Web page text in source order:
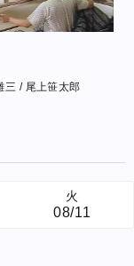
三 / 尾上笹太郎
火
08/11